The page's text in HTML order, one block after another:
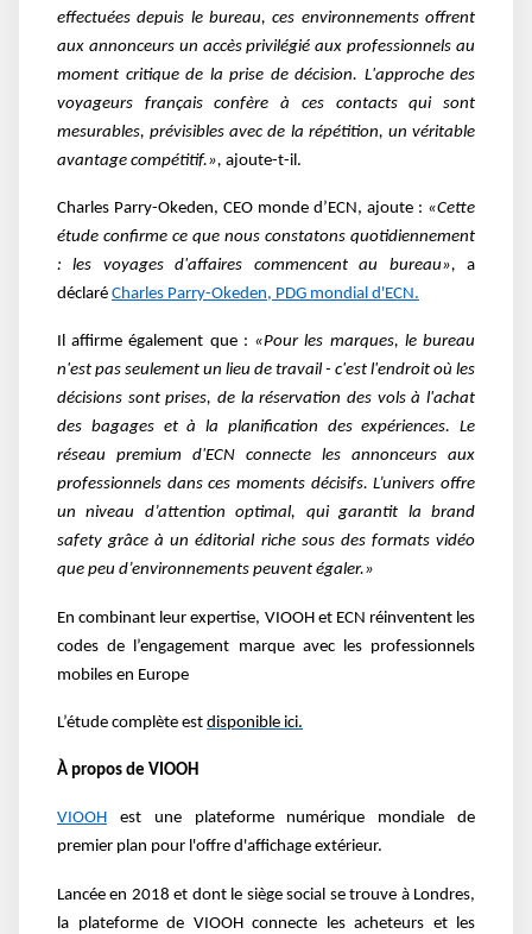
effectuées depuis le bureau, ces environnements offrent
aux annonceurs un accès privilégié aux professionnels au
moment critique de la prise de décision. L'approche des
voyageurs français confère à ces contacts qui sont
mesurables, prévisibles avec de la répétition, un véritable
avantage compétitif.», ajoute-t-il.
Charles Parry-Okeden, CEO monde d’ECN, ajoute : «Cette
étude confirme ce que nous constatons quotidiennement
: les voyages d'affaires commencent au bureau», a
déclaré Charles Parry-Okeden, PDG mondial d'ECN.
Il affirme également que : «Pour les marques, le bureau
n'est pas seulement un lieu de travail - c'est l'endroit où les
décisions sont prises, de la réservation des vols à l'achat
des bagages et à la planification des expériences. Le
réseau premium d'ECN connecte les annonceurs aux
professionnels dans ces moments décisifs. L’univers offre
un niveau d’attention optimal, qui garantit la brand
safety grâce à un éditorial riche sous des formats vidéo
que peu d’environnements peuvent égaler.»
En combinant leur expertise, VIOOH et ECN réinventent les
codes de l’engagement marque avec les professionnels
mobiles en Europe
L’étude complète est disponible ici.
À propos de VIOOH
VIOOH est une plateforme numérique mondiale de
premier plan pour l'offre d'affichage extérieur.
Lancée en 2018 et dont le siège social se trouve à Londres,
la plateforme de VIOOH connecte les acheteurs et les